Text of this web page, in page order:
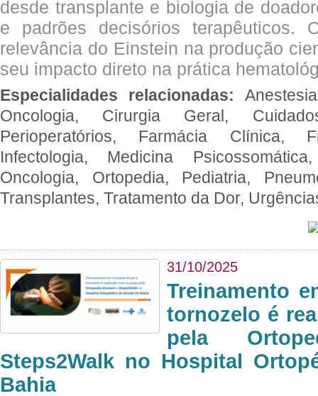
desde transplante e biologia de
e padrões decisórios terapêuticos.
relevância do Einstein na produção
seu impacto direto na prática
Especialidades relacionadas:
Oncologia, Cirurgia Geral,
Perioperatórios, Farmácia Clínica,
Infectologia, Medicina
Oncologia, Ortopedia, Pediatria,
Transplantes, Tratamento da Dor,
31/10/2025
Treinamento
tornozelo é
pela
Steps2Walk no Hospital
Bahia